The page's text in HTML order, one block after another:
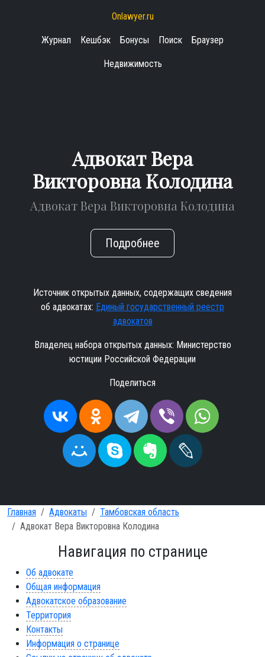
Onlawyer.ru
Журнал Кешбэк Бонусы Поиск Браузер
Недвижимость
Адвокат Вера
Викторовна Колодина
Адвокат Вера Викторовна Колодина
Подробнее
Источник открытых данных, содержащих сведения
об адвокатах: Единый государственный реестр
адвокатов
Владелец набора открытых данных: Министерство
юстиции Российской Федерации
Поделиться
Главная Адвокаты
Тамбовская область
Адвокат Вера Викторовна Колодина
Навигация по странице
Об адвокате
Общая информация
Адвокатское образование
Территория
Контакты
Информация о странице